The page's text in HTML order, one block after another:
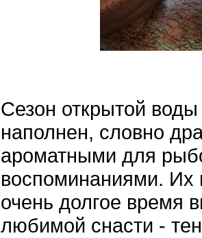
Сезон открытой
наполнен, словно
ароматными для
воспоминаниями. Их
очень долгое время
любимой снасти -